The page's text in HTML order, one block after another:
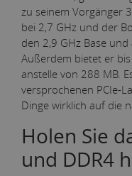
zu seinem Vorgänger
bei 2,7 GHz und der
den 2,9 GHz Base
Außerdem bietet er
anstelle von 288 MB.
versprochenen PCIe-
Dinge wirklich auf die
Holen Sie
und DDR4